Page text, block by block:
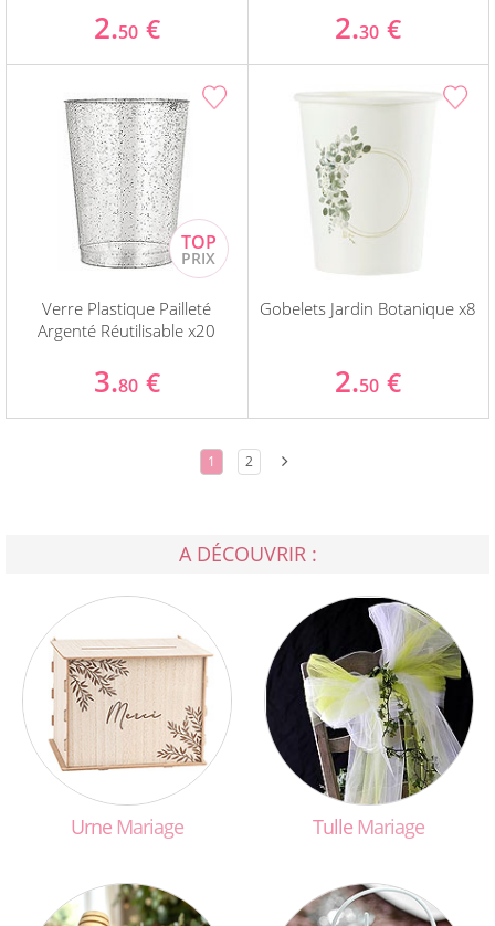
2.50 € 2.30 €
Verre Plastique Pailleté
Argenté Réutilisable x20
3.80 €
Gobelets Jardin Botanique x8
2.50 €
1 2
A DÉCOUVRIR :
Urne Mariage Tulle Mariage